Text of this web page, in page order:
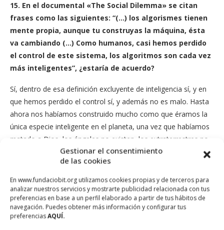
Gestionar el consentimiento
de las cookies
En www.fundaciobit.org utilizamos cookies propias y de terceros para
analizar nuestros servicios y mostrarte publicidad relacionada con tus
preferencias en base a un perfil elaborado a partir de tus hábitos de
navegación. Puedes obtener más información y configurar tus
preferenciasAQUÍ.
15. En el documental «The Social Dilemma» se citan
frases como las siguientes: “(…) los algorismes tienen
mente propia, aunque tu construyas la máquina, ésta
va cambiando (…) Como humanos, casi hemos perdido
el control de este sistema, los algoritmos son cada vez
más inteligentes”, ¿estaría de acuerdo?
Sí, dentro de esa definición excluyente de inteligencia sí, y en
que hemos perdido el control sí, y además no es malo. Hasta
ahora nos habíamos construido mucho como que éramos la
única especie inteligente en el planeta, una vez que habíamos
matado a Dios, los ángeles no existen, los extraterrestres no
lo sabemos, la única especie inteligente que queda somos
nosotros. Sobre esa hegemonía de la inteligencia
construíamos un estatus político antológico superior, como
somos inteligentes podemos disponer de la realidad y hacer lo
que queramos. El hecho de que de pronto haya un cacharrito
que tiene una red neuronal dentro en la que tiene un eso que